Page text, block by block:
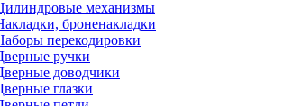
механизмы
броненакладки
перекодировки
ручки
доводчики
глазки